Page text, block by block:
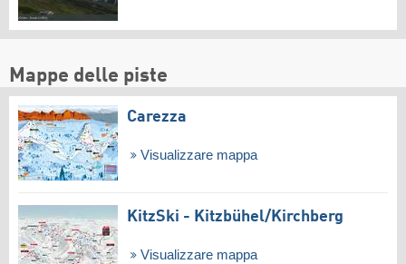
Mappe delle piste
Carezza
Visualizzare mappa
KitzSki - Kitzbühel/​Kirchberg
Visualizzare mappa